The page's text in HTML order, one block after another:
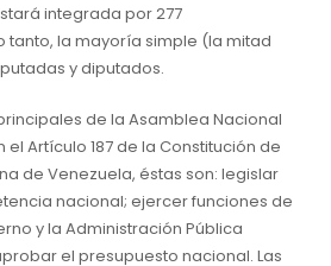
integrada por 277
tanto, la mayoría simple (la mitad
y diputados.
de la Asamblea Nacional
Artículo 187 de la Constitución de
de Venezuela, éstas son: legislar
nacional; ejercer funciones de
y la Administración Pública
el presupuesto nacional. Las